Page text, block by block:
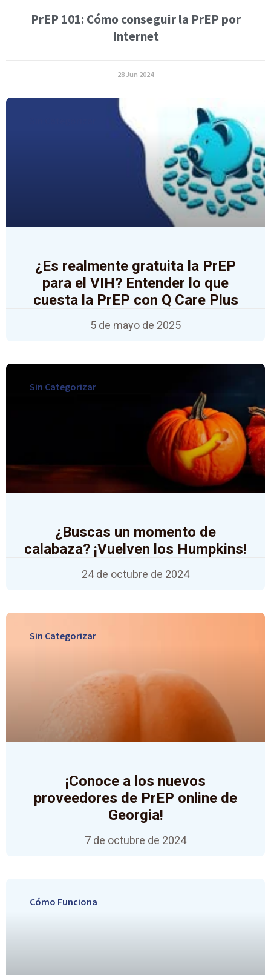
PrEP 101: Cómo conseguir la PrEP por
Internet
28 Jun 2024
¿Es realmente gratuita la PrEP
para el VIH? Entender lo que
cuesta la PrEP con Q Care Plus
5 de mayo de 2025
Sin Categorizar
¿Buscas un momento de
calabaza? ¡Vuelven los Humpkins!
24 de octubre de 2024
Sin Categorizar
¡Conoce a los nuevos
proveedores de PrEP online de
Georgia!
7 de octubre de 2024
Cómo Funciona